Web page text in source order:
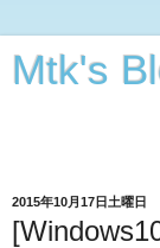
Mtk's
2015年10月17日土曜日